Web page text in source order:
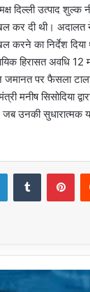
दिल्ली उत्पाद शुल्क
कर दी थी।
करने का निर्देश
हिरासत अवधि
पर फैसला टाला
मनीष सिसोदिया
उनकी सुधारात्मक
LinkedInTumblr